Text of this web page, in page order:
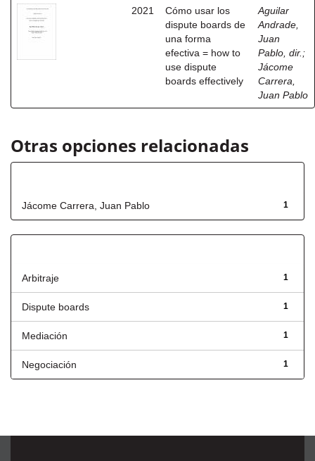
2021
Cómo usar los
dispute boards de
una forma
efectiva = how to
use dispute
boards effectively
Aguilar
Andrade,
Juan
Pablo, dir. ;
Jácome
Carrera,
Juan Pablo
Otras opciones relacionadas
1
Jácome Carrera, Juan Pablo
1
Arbitraje
1
Dispute boards
1
Mediación
1
Negociación